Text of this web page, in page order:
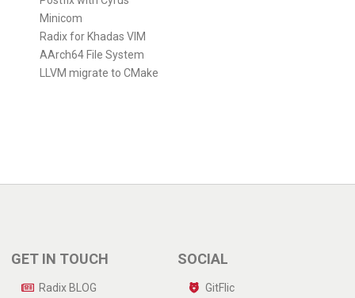
Minicom
Radix for Khadas VIM
AArch64 File System
LLVM migrate to CMake
GET IN TOUCH
Radix BLOG
SOCIAL
GitFlic